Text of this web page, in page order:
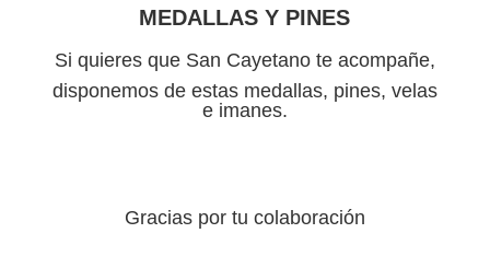
MEDALLAS Y PINES
Si quieres que San Cayetano te acompañe,
disponemos de estas medallas, pines, velas
e imanes.
Gracias por tu colaboración